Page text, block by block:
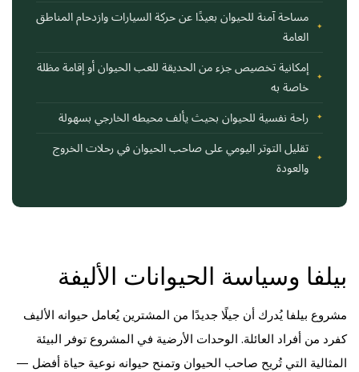
مساحة آمنة للحيوان بعيدًا عن حركة السيارات وازدحام المناطق
العامة
إمكانية تخصيص جزء من الحديقة للعب الحيوان أو إقامة مظلة
خاصة به
راحة نفسية للحيوان بحيث يألف محيطه الخارجي بسهولة
تقليل التوتر اليومي على صاحب الحيوان في رحلات الخروج
والعودة
بيلفا وسياسة الحيوانات الأليفة
مشروع بيلفا يُدرك أن جيلًا جديدًا من المشترين يُعامل حيوانه الأليف
كفرد من أفراد العائلة. الوحدات الأرضية في المشروع توفر البيئة
المثالية التي تُريح صاحب الحيوان وتمنح حيوانه نوعية حياة أفضل —